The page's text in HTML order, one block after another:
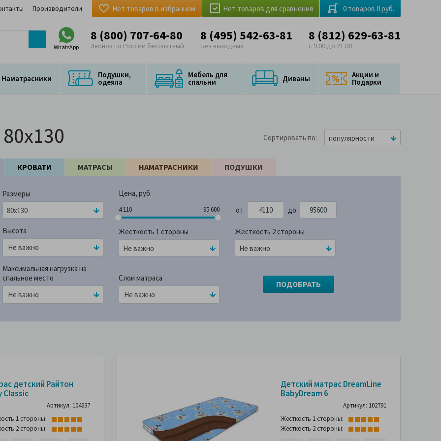
Производители Нет товаров для сравнения
Нет товаров в избранном 0 товаров 0 руб.
WhatsApp
8 (800) 707-64-80
Звонок по России бесплатный
8 (495) 542-63-81
Без выходных
8 (812) 629-63-81
с 9.00 до 21.00
Наматрасники Подушки,
одеяла
Мебель для
спальни Диваны Акции и
Подарки
Сортировать по популярности
КРОВАТИ МАТРАСЫ НАМАТРАСНИКИ ПОДУШКИ
Размеры
80x130
Цена, руб.
4 110 95 600
4 110 95 600 от до
Высота
Жесткость 1 стороны
Не важно
Жесткость 2 стороны
Не важно
Максимальная нагрузка на
спальное место
Слои матраса
детский Райтон
Classic
Артикул: 104637
1 стороны:
2 стороны:
Детский матрас DreamLine
BabyDream 6
Артикул: 102791
Жесткость 1 стороны:
Жесткость 2 стороны: